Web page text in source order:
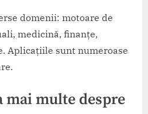
domenii: motoare de
medicină, finanțe,
Aplicațiile sunt numeroase
mai multe despre